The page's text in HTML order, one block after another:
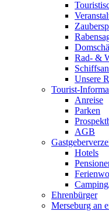
Rad- &
Unsere
Tourist-
Anreise
Parken
AGB
Hotels
Ehrenbürger
Merseburg an